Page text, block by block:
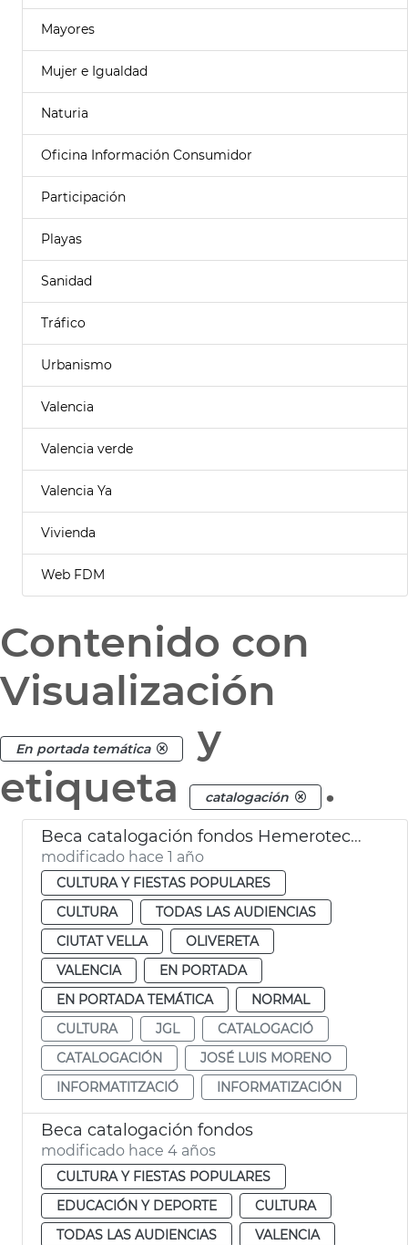
Mayores
Mujer e Igualdad
Naturia
Oficina Información Consumidor
Participación
Playas
Sanidad
Tráfico
Urbanismo
Valencia
Valencia verde
Valencia Ya
Vivienda
Web FDM
Contenido con
Visualización
En portada temática
y
etiqueta
catalogación .
Beca catalogación fondos Hemeroteca y Biblioteca Histórica
modificado hace 1 año
CULTURA Y FIESTAS POPULARES
CULTURA
TODAS LAS AUDIENCIAS
CIUTAT VELLA
OLIVERETA
VALENCIA
EN PORTADA
EN PORTADA TEMÁTICA
NORMAL
CULTURA
JGL
CATALOGACIÓ
CATALOGACIÓN
JOSÉ LUIS MORENO
INFORMATITZACIÓ
INFORMATIZACIÓN
Beca catalogación fondos
modificado hace 4 años
CULTURA Y FIESTAS POPULARES
EDUCACIÓN Y DEPORTE
CULTURA
TODAS LAS AUDIENCIAS
VALENCIA